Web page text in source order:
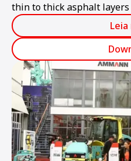
thin to thick asphalt
high compaction output.Leia